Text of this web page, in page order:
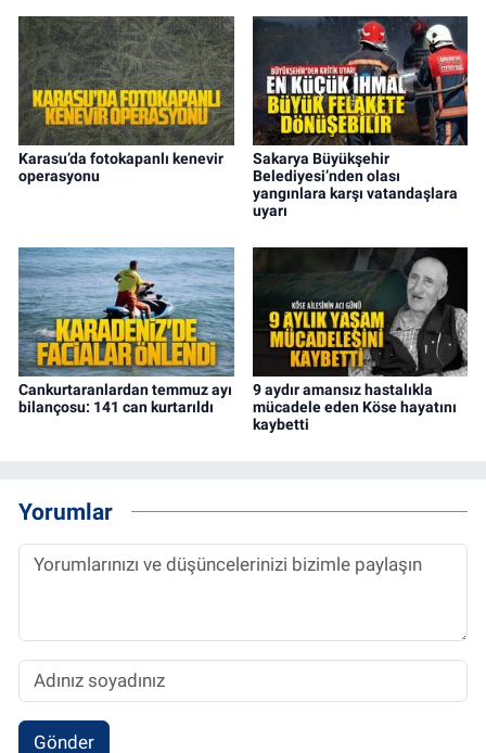
Karasu’da fotokapanlı kenevir
operasyonu
Sakarya Büyükşehir
Belediyesi’nden olası
yangınlara karşı vatandaşlara
uyarı
Cankurtaranlardan temmuz ayı
bilançosu: 141 can kurtarıldı
9 aydır amansız hastalıkla
mücadele eden Köse hayatını
kaybetti
Yorumlar
Gönder